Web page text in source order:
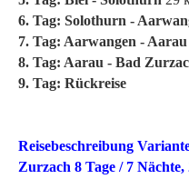
6. Tag: Solothurn -
7. Tag: Aarwangen - Aarau
8. Tag: Aarau - Bad
9. Tag: Rückreise
Reisebeschreibung
Zurzach 8 Tage / 7 Nächte,